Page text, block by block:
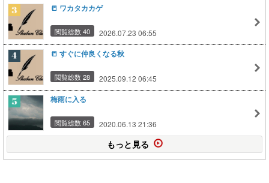
📒 ワカタカカゲ
閲覧総数 40 2026.07.23 06:55
📒 すぐに仲良くなる秋
閲覧総数 28 2025.09.12 06:45
梅雨に入る
閲覧総数 65 2020.06.13 21:36
もっと見る